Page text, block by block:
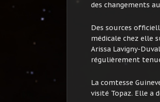
des changements
Des sources
médicale chez elle
Arissa Lavigny-
régulièrement
La comtesse
visité Topaz. Elle a